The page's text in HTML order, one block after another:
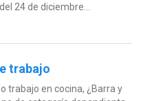
24 de diciembre...
trabajo
trabajo en cocina, ¿Barra y